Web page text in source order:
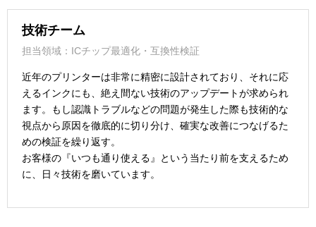
技術チーム
担当領域：ICチップ最適化・互換性検証
近年のプリンターは非常に精密に設計されており、それに応
えるインクにも、絶え間ない技術のアップデートが求められ
ます。もし認識トラブルなどの問題が発生した際も技術的な
視点から原因を徹底的に切り分け、確実な改善につなげるた
めの検証を繰り返す。
お客様の『いつも通り使える』という当たり前を支えるため
に、日々技術を磨いています。